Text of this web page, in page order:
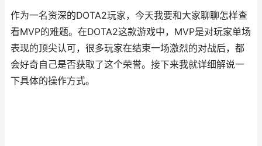
作为一名资深的DOTA2玩家，今天我要和大家聊聊怎样查
看MVP的难题。在DOTA2这款游戏中，MVP是对玩家单场
表现的顶尖认可，很多玩家在结束一场激烈的对战后，都
会好奇自己是否获取了这个荣誉。接下来我就详细解说一
下具体的操作方式。